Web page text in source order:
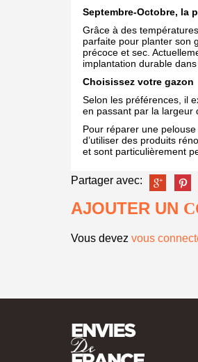
Septembre-Octobre, la
Grâce à des
parfaite pour planter son
précoce et sec.
implantation durable
Choisissez votre gazon
Selon les préférences, il
en passant par la largeur
Pour réparer une
d’utiliser des produits
et sont particulièrement
Partager avec:
AJOUTER UN
Vous devez vous